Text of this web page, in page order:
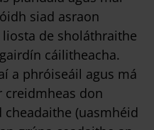
siad asraon
de sholáthraithe
cáilitheacha.
a phróiseáil agus má
creidmheas don
(uasmhéid